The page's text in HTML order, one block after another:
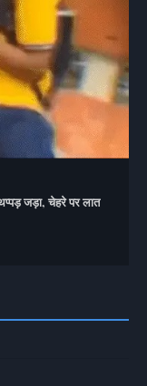
जड़ा, चेहरे पर लात